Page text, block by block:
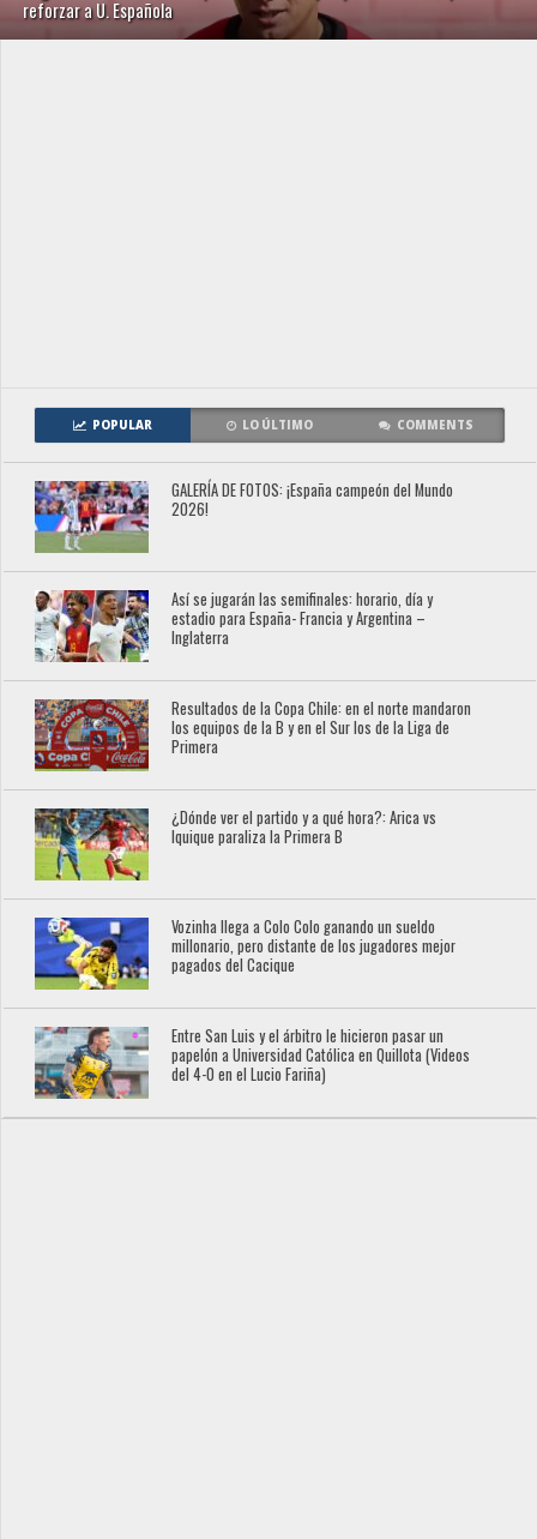
reforzar a U. Española
POPULAR LO ÚLTIMO COMMENTS
GALERÍA DE FOTOS: ¡España campeón del Mundo
2026!
Así se jugarán las semifinales: horario, día y
estadio para España- Francia y Argentina –
Inglaterra
Resultados de la Copa Chile: en el norte mandaron
los equipos de la B y en el Sur los de la Liga de
Primera
¿Dónde ver el partido y a qué hora?: Arica vs
Iquique paraliza la Primera B
Vozinha llega a Colo Colo ganando un sueldo
millonario, pero distante de los jugadores mejor
pagados del Cacique
Entre San Luis y el árbitro le hicieron pasar un
papelón a Universidad Católica en Quillota (Videos
del 4-0 en el Lucio Fariña)